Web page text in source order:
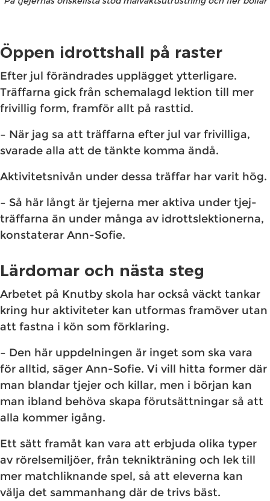
Öppen idrottshall på raster
Efter jul förändrades upplägget ytterligare.
Träffarna gick från schemalagd lektion till mer
frivillig form, framför allt på rasttid.
– När jag sa att träffarna efter jul var frivilliga,
svarade alla att de tänkte komma ändå.
Aktivitetsnivån under dessa träffar har varit hög.
– Så här långt är tjejerna mer aktiva under tjej-
träffarna än under många av idrottslektionerna,
konstaterar Ann-Sofie.
Lärdomar och nästa steg
Arbetet på Knutby skola har också väckt tankar
kring hur aktiviteter kan utformas framöver utan
att fastna i kön som förklaring.
– Den här uppdelningen är inget som ska vara
för alltid, säger Ann-Sofie. Vi vill hitta former där
man blandar tjejer och killar, men i början kan
man ibland behöva skapa förutsättningar så att
alla kommer igång.
Ett sätt framåt kan vara att erbjuda olika typer
av rörelsemiljöer, från teknikträning och lek till
mer matchliknande spel, så att eleverna kan
välja det sammanhang där de trivs bäst.